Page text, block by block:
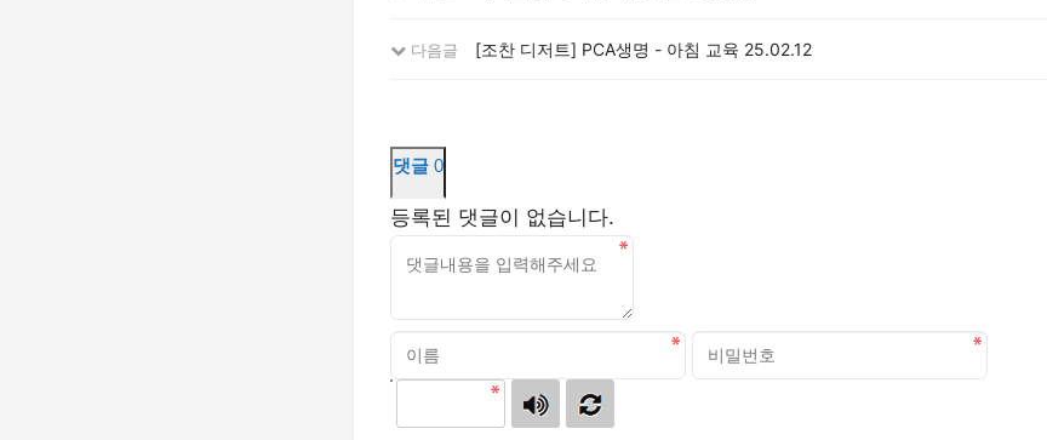
다음글 [조찬 디저트] PCA생명 - 아침 교육 25.02.12
댓글 0
등록된 댓글이 없습니다.